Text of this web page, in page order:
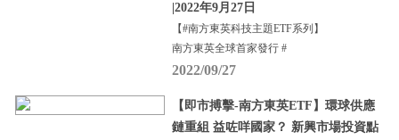
|2022年9月27日
【#南方東英科技主題ETF系列】
南方東英全球首家發行 #
2022/09/27
【即市搏擊-南方東英ETF】環球供應
鏈重組 益咗咩國家？ 新興市場投資點